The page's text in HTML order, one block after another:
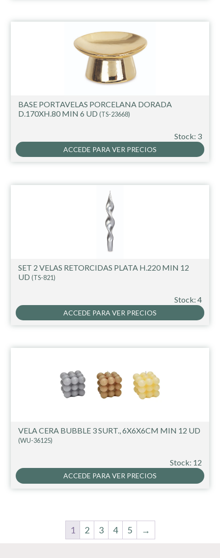
BASE PORTAVELAS PORCELANA DORADA
D.170XH.80 MIN 6 UD(TS-23668)
Stock: 3
ACCEDE PARA VER PRECIOS
SET 2 VELAS RETORCIDAS PLATA H.220 MIN 12
UD(TS-821)
Stock: 4
ACCEDE PARA VER PRECIOS
VELA CERA BUBBLE 3 SURT., 6X6X6CM MIN 12 UD
(WU-36125)
Stock: 12
ACCEDE PARA VER PRECIOS
1 2 3 4 5 →